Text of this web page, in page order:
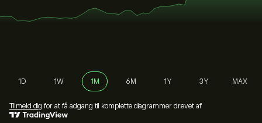
1D 1W 1M 6M 1Y 3Y MAX
Tilmeld dig for at få adgang til komplette diagrammer drevet af